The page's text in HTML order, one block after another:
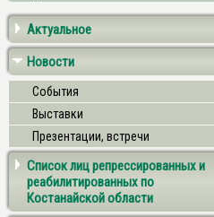
Актуальное
Новости
События
Выставки
Презентации, встречи
Список лиц репрессированных и
реабилитированных по
Костанайской области